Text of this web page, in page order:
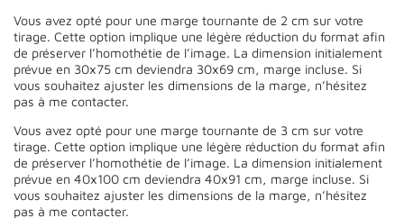
Vous avez opté pour une marge tournante de 2 cm sur votre
tirage. Cette option implique une légère réduction du format afin
de préserver l’homothétie de l’image. La dimension initialement
prévue en 30x75 cm deviendra 30x69 cm, marge incluse. Si
vous souhaitez ajuster les dimensions de la marge, n’hésitez
pas à me contacter.
Vous avez opté pour une marge tournante de 3 cm sur votre
tirage. Cette option implique une légère réduction du format afin
de préserver l’homothétie de l’image. La dimension initialement
prévue en 40x100 cm deviendra 40x91 cm, marge incluse. Si
vous souhaitez ajuster les dimensions de la marge, n’hésitez
pas à me contacter.